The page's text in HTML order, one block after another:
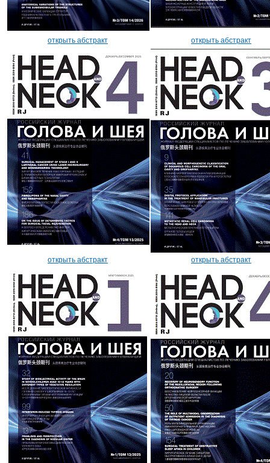
открыть абстракт открыть абстракт
открыть абстракт открыть абстракт